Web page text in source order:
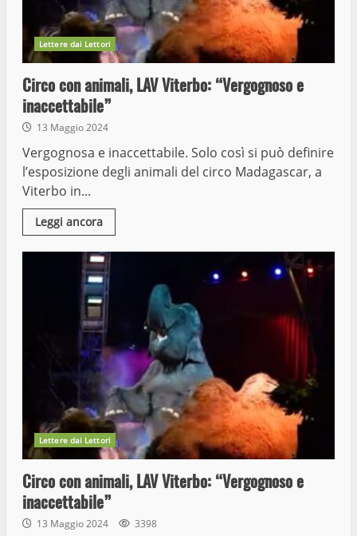
Lettere dai Lettori
Circo con animali, LAV Viterbo: “Vergognoso e
inaccettabile”
13 Maggio 2024
Vergognosa e inaccettabile. Solo così si può definire
l’esposizione degli animali del circo Madagascar, a
Viterbo in...
Leggi ancora
Lettere dai Lettori
Circo con animali, LAV Viterbo: “Vergognoso e
inaccettabile”
13 Maggio 2024 3398